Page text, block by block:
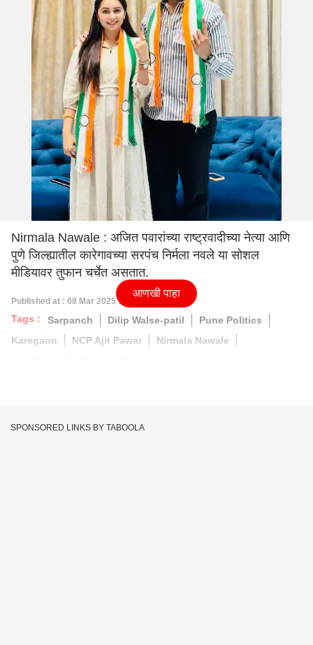
Nirmala Nawale : अजित पवारांच्या राष्ट्रवादीच्या नेत्या आणि
पुणे जिल्ह्यातील कारेगावच्या सरपंच निर्मला नवले या सोशल
मीडियावर तुफान चर्चेत असतात.
Published at : 08 Mar 2025 10:00 PM (IST)
Tags : Sarpanch Dilip Walse-patil
Pune Politics
Karegaon
NCP Ajit Pawar
Nirmala Nawale
आणखी पाहा
SPONSORED LINKS BY TABOOLA